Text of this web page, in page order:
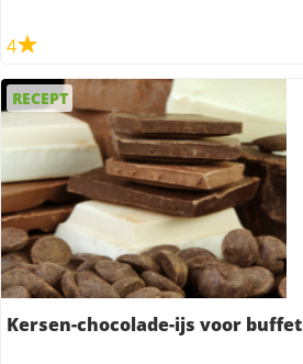
4
RECEPT
Kersen-chocolade-ijs voor buffet